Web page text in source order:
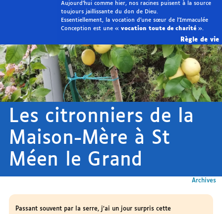
Règle de vie
Aujourd’hui comme hier, nos racines puisent à la source
toujours jaillissante du don de Dieu.
Essentiellement, la vocation d’une sœur de l’Immaculée
Conception est une « vocation toute de charité».
Les citronniers de la
Maison-Mère à St
Méen le Grand
Archives
Passant souvent par la serre, j’ai un jour surpris cette